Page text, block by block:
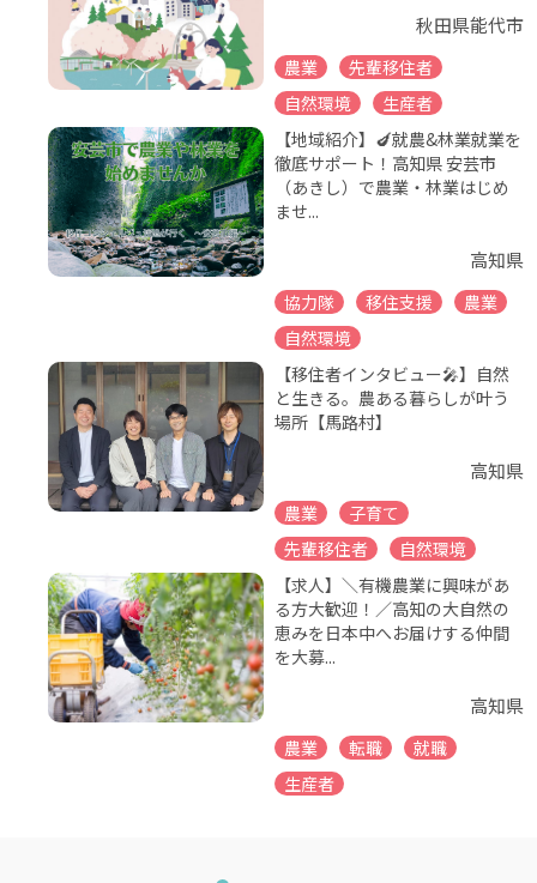
秋田県能代市
農業
先輩移住者
自然環境
生産者
【地域紹介】🍆就農&林業就業を
徹底サポート！高知県 安芸市
（あきし）で農業・林業はじめ
ませ...
高知県
協力隊 移住支援
農業
自然環境
【移住者インタビュー🎤】自然
と生きる。農ある暮らしが叶う
場所【馬路村】
高知県
農業
子育て
先輩移住者
自然環境
【求人】＼有機農業に興味があ
る方大歓迎！／高知の大自然の
恵みを日本中へお届けする仲間
を大募...
高知県
農業 転職
就職
生産者